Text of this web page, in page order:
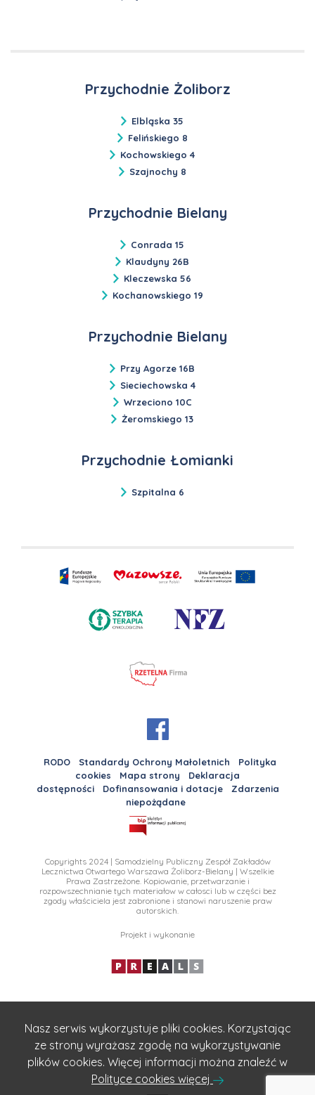
Przychodnie Żoliborz
Elbląska 35
Felińskiego 8
Kochowskiego 4
Szajnochy 8
Przychodnie Bielany
Conrada 15
Klaudyny 26B
Kleczewska 56
Kochanowskiego 19
Przychodnie Bielany
Przy Agorze 16B
Sieciechowska 4
Wrzeciono 10C
Żeromskiego 13
Przychodnie Łomianki
Szpitalna 6
RODO Standardy Ochrony Małoletnich
Polityka
cookies
Mapa strony
Deklaracja
dostępności
Dofinansowania i dotacje
Zdarzenia
niepożądane
Copyrights 2024 | Samodzielny Publiczny Zespół Zakładów
Lecznictwa Otwartego Warszawa Żoliborz-Bielany | Wszelkie
Prawa Zastrzeżone. Kopiowanie, przetwarzanie i
rozpowszechnianie tych materiałow w całosci lub w części bez
zgody właściciela jest zabronione i stanowi naruszenie praw
autorskich.
Projekt i wykonanie
Nasz serwis wykorzystuje pliki cookies. Korzystając
ze strony wyrażasz zgodę na wykorzystywanie
plików cookies. Więcej informacji można znaleźć w
Polityce cookies więcej